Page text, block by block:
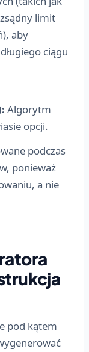
limit
aby
ciągu
Algorytm
opcji.
podczas
ponieważ
a nie
pod kątem